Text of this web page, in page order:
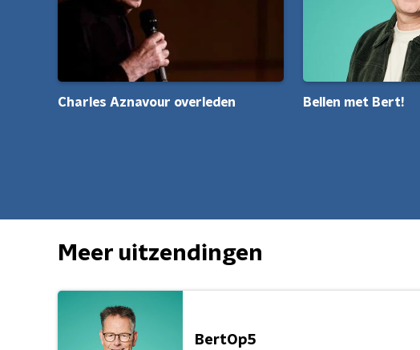
Charles Aznavour overleden Bellen met Bert!
Meer uitzendingen
BertOp5